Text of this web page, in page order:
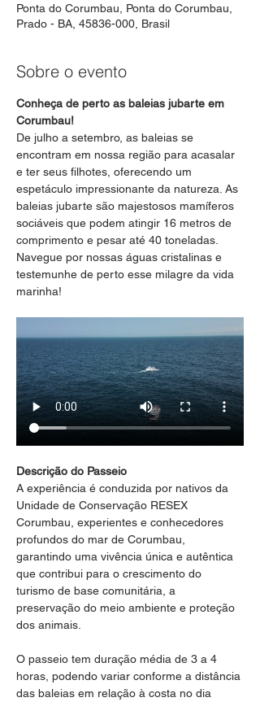
Ponta do Corumbau, Ponta do Corumbau,
Prado - BA, 45836-000, Brasil
Sobre o evento
Conheça de perto as baleias jubarte em
Corumbau!
De julho a setembro, as baleias se
encontram em nossa região para acasalar
e ter seus filhotes, oferecendo um
espetáculo impressionante da natureza. As
baleias jubarte são majestosos mamíferos
sociáveis que podem atingir 16 metros de
comprimento e pesar até 40 toneladas.
Navegue por nossas águas cristalinas e
testemunhe de perto esse milagre da vida
marinha!
Descrição do Passeio
A experiência é conduzida por nativos da
Unidade de Conservação RESEX
Corumbau, experientes e conhecedores
profundos do mar de Corumbau,
garantindo uma vivência única e autêntica
que contribui para o crescimento do
turismo de base comunitária, a
preservação do meio ambiente e proteção
dos animais.
O passeio tem duração média de 3 a 4
horas, podendo variar conforme a distância
das baleias em relação à costa no dia